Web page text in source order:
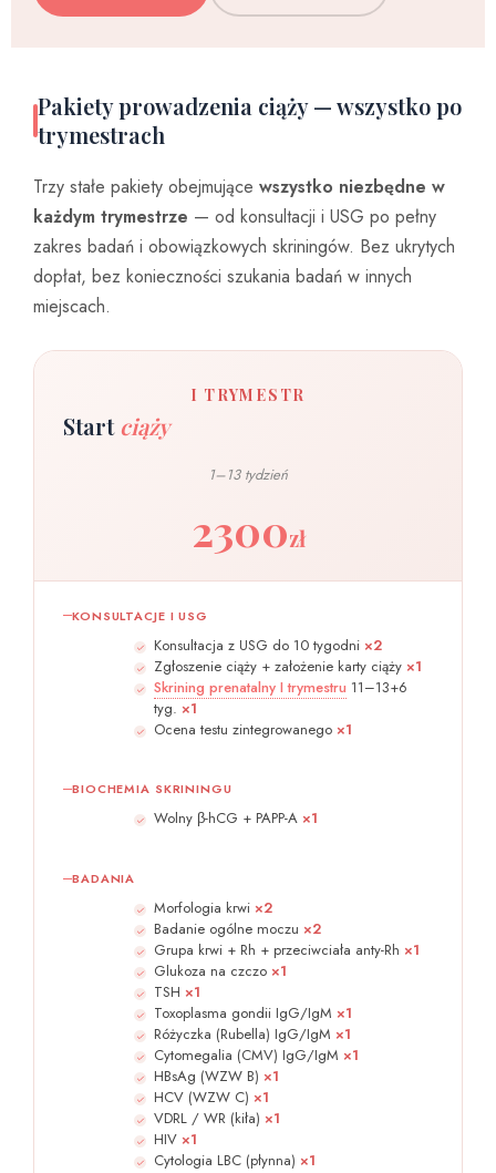
Pakiety prowadzenia ciąży — wszystko po
trymestrach
Trzy stałe pakiety obejmujące wszystko niezbędne w
każdym trymestrze — od konsultacji i USG po pełny
zakres badań i obowiązkowych skriningów. Bez ukrytych
dopłat, bez konieczności szukania badań w innych
miejscach.
I TRYMESTR
Start ciąży
1–13 tydzień
2300zł
KONSULTACJE I USG
Konsultacja z USG do 10 tygodni ×2
Zgłoszenie ciąży + założenie karty ciąży ×1
Skrining prenatalny I trymestru 11–13+6
tyg. ×1
Ocena testu zintegrowanego ×1
BIOCHEMIA SKRININGU
Wolny β-hCG + PAPP-A ×1
BADANIA
Morfologia krwi ×2
Badanie ogólne moczu ×2
Grupa krwi + Rh + przeciwciała anty-Rh ×1
Glukoza na czczo ×1
TSH ×1
Toxoplasma gondii IgG/IgM ×1
Różyczka (Rubella) IgG/IgM ×1
Cytomegalia (CMV) IgG/IgM ×1
HBsAg (WZW B) ×1
HCV (WZW C) ×1
VDRL / WR (kiła) ×1
HIV ×1
Cytologia LBC (płynna) ×1